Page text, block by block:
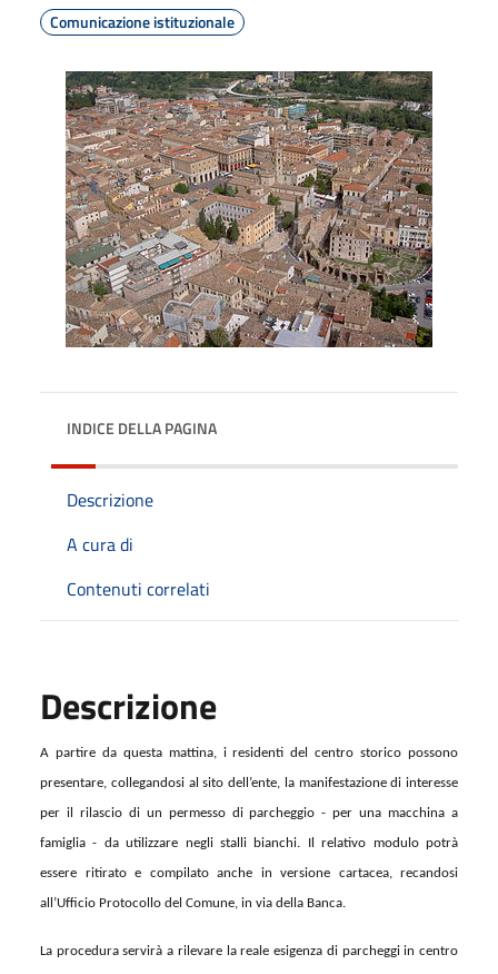
Comunicazione istituzionale
INDICE DELLA PAGINA
Descrizione
A cura di
Contenuti correlati
Descrizione
A partire da questa mattina, i residenti del centro storico possono
presentare, collegandosi al sito dell’ente, la manifestazione di interesse
per il rilascio di un permesso di parcheggio - per una macchina a
famiglia - da utilizzare negli stalli bianchi. Il relativo modulo potrà
essere ritirato e compilato anche in versione cartacea, recandosi
all’Ufficio Protocollo del Comune, in via della Banca.
La procedura servirà a rilevare la reale esigenza di parcheggi in centro